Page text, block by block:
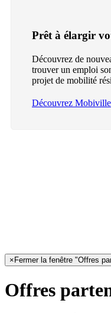
Prêt à élargir
Découvrez de
trouver un emploi
projet de mobilité
Découvrez Mobiville
× Fermer la fenêtre "Offres
Offres